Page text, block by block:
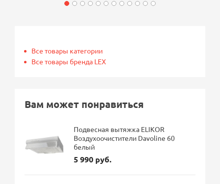
Все товары категории
Все товары бренда LEX
Вам может понравиться
Подвесная вытяжка ELIKOR
Воздухоочистители Davoline 60
белый
5 990 руб.